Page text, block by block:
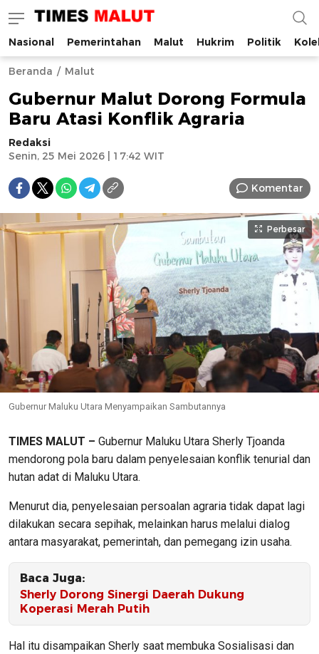
Times Malut
Berita Maluku Utara Terbaru
Nasional Pemerintahan Malut Hukrim Politik
Beranda Malut
Gubernur Malut Dorong Formula
Baru Atasi Konflik Agraria
Redaksi
Senin, 25 Mei 2026 | 17:42 WIT
Komentar
Perbesar
Gubernur Maluku Utara Menyampaikan Sambutannya
TIMES MALUT – Gubernur Maluku Utara Sherly Tjoanda
mendorong pola baru dalam penyelesaian konflik tenurial dan
hutan adat di Maluku Utara.
Menurut dia, penyelesaian persoalan agraria tidak dapat lagi
dilakukan secara sepihak, melainkan harus melalui dialog
antara masyarakat, pemerintah, dan pemegang izin usaha.
Baca Juga:
Sherly Dorong Sinergi Daerah Dukung
Koperasi Merah Putih
Hal itu disampaikan Sherly saat membuka Sosialisasi dan